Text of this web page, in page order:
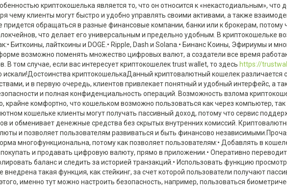
криптокошелька является то, что он относится к «некастодиальным», что
чему клиенты могут быстро и удобно управлять своими активами, а также
придется обращаться в разные финансовые компании, банки или к брокерам, потому
что делает его универсальным и предельно удобным. В криптокошельке
Биткоины, лайткоины и DOGE.• Ripple, Dash и Solana.• Бинанс Коины, Эфириумы и
возможно поменять множество цифровых валют, а создатели все время
В том случае, если вас интересует криптокошелек trust wallet, то здесь https://
искали!Достоинства криптокошелькаДанный криптовалютный кошелек различается
и в первую очередь, клиентов привлекает понятный и удобный интерфейс, а
и полная конфиденциальность операций. Возможность взлома
крайне комфортно, что кошельком возможно пользоваться как через компьютер,
кошельке клиенты могут получать пассивный доход, потому что сервис
и обменивает денежные средства без скрытых внутренних комиссий.
и позволяет пользователям развиваться и быть финансово
многофункциональна, потому как позволяет пользователям:• Добавлять в
и продавать цифровую валюту, прямо в приложении.• Оперативно
баланс и следить за историей транзакций.• Использовать функцию
такая функция, как стейкинг, за счет которой пользователи получают
именно тут можно настроить безопасность, например, пользоваться